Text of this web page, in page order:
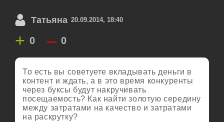
Татьяна 20.09.2014, 18:40
+ 0 – 0
То есть вы советуете вкладывать деньги в
контент и ждать, а в это время конкуренты
через буксы будут накручивать
посещаемость? Как найти золотую середину
между затратами на качество и затратами
на раскрутку?